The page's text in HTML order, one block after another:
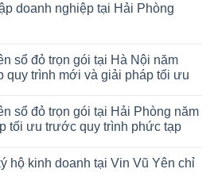
doanh nghiệp tại Hải Phòng
sổ đỏ trọn gói tại Hà Nội năm
quy trình mới và giải pháp tối ưu
sổ đỏ trọn gói tại Hải Phòng năm
tối ưu trước quy trình phức tạp
hộ kinh doanh tại Vin Vũ Yên chỉ